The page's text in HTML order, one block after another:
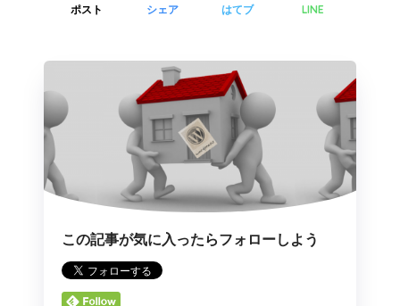
ポスト シェア はてブ LINE
この記事が気に入ったらフォローしよう